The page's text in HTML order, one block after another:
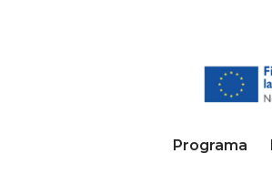
Programa